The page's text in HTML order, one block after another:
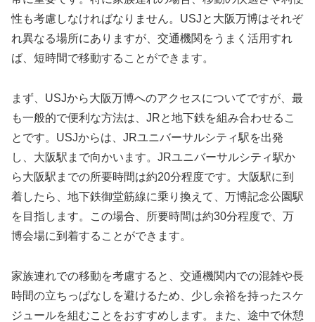
性も考慮しなければなりません。USJと大阪万博はそれぞ
れ異なる場所にありますが、交通機関をうまく活用すれ
ば、短時間で移動することができます。
まず、USJから大阪万博へのアクセスについてですが、最
も一般的で便利な方法は、JRと地下鉄を組み合わせるこ
とです。USJからは、JRユニバーサルシティ駅を出発
し、大阪駅まで向かいます。JRユニバーサルシティ駅か
ら大阪駅までの所要時間は約20分程度です。大阪駅に到
着したら、地下鉄御堂筋線に乗り換えて、万博記念公園駅
を目指します。この場合、所要時間は約30分程度で、万
博会場に到着することができます。
家族連れでの移動を考慮すると、交通機関内での混雑や長
時間の立ちっぱなしを避けるため、少し余裕を持ったスケ
ジュールを組むことをおすすめします。また、途中で休憩